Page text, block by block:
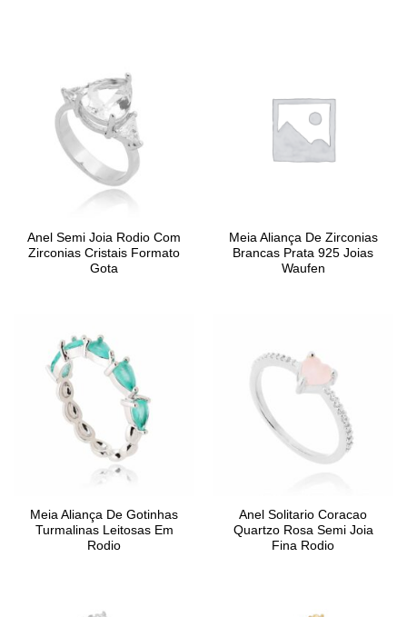
Anel Semi Joia Rodio Com
Zirconias Cristais Formato
Gota
Meia Aliança De Zirconias
Brancas Prata 925 Joias
Waufen
Meia Aliança De Gotinhas
Turmalinas Leitosas Em
Rodio
Anel Solitario Coracao
Quartzo Rosa Semi Joia
Fina Rodio